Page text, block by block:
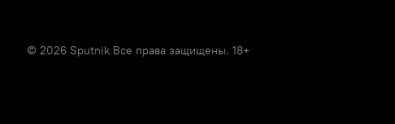
© 2026 Sputnik Все права защищены. 18+